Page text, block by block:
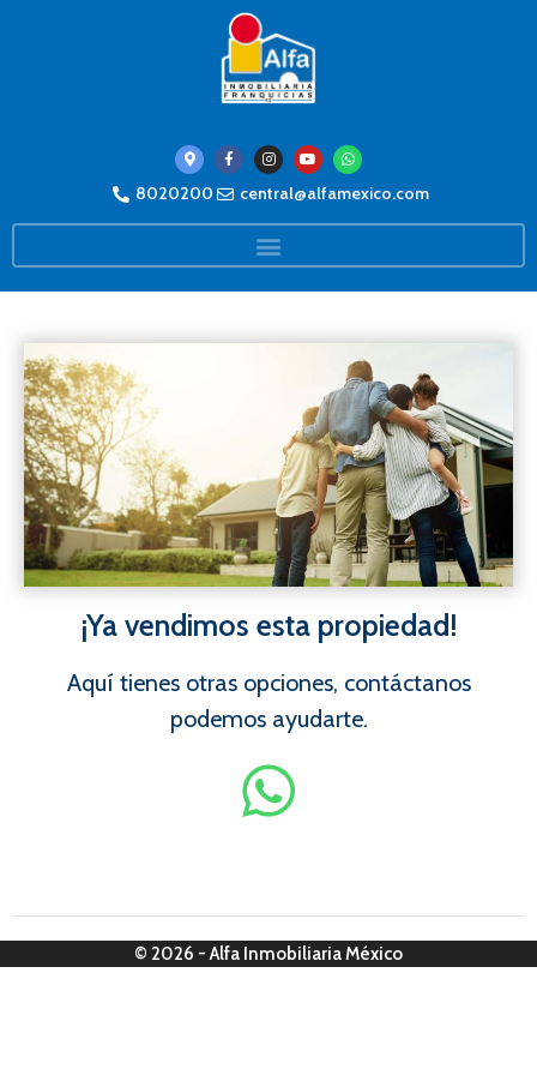
8020200 central@alfamexico.com
¡Ya vendimos esta propiedad!
Aquí tienes otras opciones, contáctanos
podemos ayudarte.
© 2026 - Alfa Inmobiliaria México